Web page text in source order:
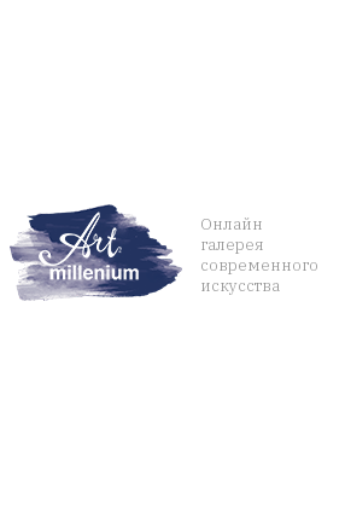
Онлайн
галерея
современного
искусства